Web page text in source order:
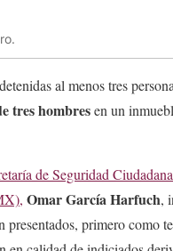
al menos tres
tres hombresen un
de Seguridad
Omar García Harfuch,
presentados, primero como